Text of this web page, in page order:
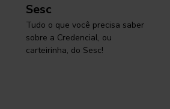
Sesc
Tudo o que você precisa saber
sobre a Credencial, ou
carteirinha, do Sesc!